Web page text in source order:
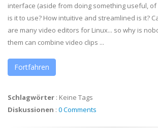
interface (aside from doing something useful, of
is it to use? How intuitive and streamlined is it?
are many video editors for Linux... so why is
them can combine video clips ...
Fortfahren
Schlagwörter : Keine Tags
Diskussionen : 0 Comments